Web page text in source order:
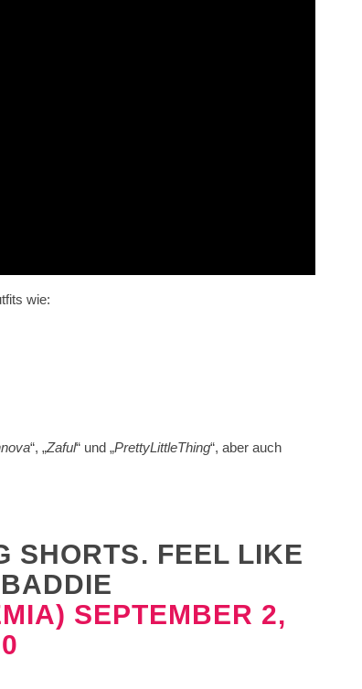
wie:
“, „Zaful“ und „PrettyLittleThing“, aber auch
SHORTS. FEEL LIKE
SEPTEMBER 2,